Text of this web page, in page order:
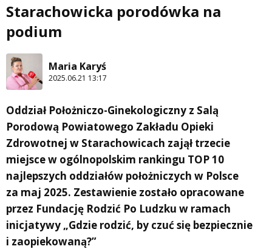
Starachowicka porodówka na
podium
Maria Karyś
2025.06.21 13:17
Oddział Położniczo-Ginekologiczny z Salą
Porodową Powiatowego Zakładu Opieki
Zdrowotnej w Starachowicach zajął trzecie
miejsce w ogólnopolskim rankingu TOP 10
najlepszych oddziałów położniczych w Polsce
za maj 2025. Zestawienie zostało opracowane
przez Fundację Rodzić Po Ludzku w ramach
inicjatywy „Gdzie rodzić, by czuć się bezpiecznie
i zaopiekowaną?”